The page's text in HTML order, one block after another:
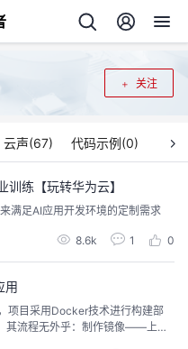
关注
云声(67) 代码示例(0)
练【玩转华为云】
满足AI应用开发环境的定制需求
8.6k 1 0
用
项目采用Docker技术进行构建部
其流程无外乎：制作镜像——上传